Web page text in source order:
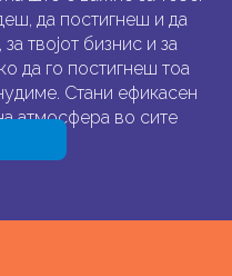
да постигнеш и да
твојот бизнис и за
да го постигнеш тоа
Стани ефикасен
атмосфера во сите